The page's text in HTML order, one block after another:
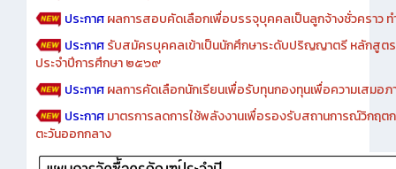
ประกาศรายชื่อผู้เข้ารับการอบรมเชิงปฏิบัติการออกแบบและสร้า
ประกาศผลการสอบคัดเลือกเพื่อบรรจุบุคคลเป็นลูกจ้างชั่วคราว ท
ประกาศรับสมัครบุคคลเข้าเป็นนักศึกษาระดับปริญญาตรี หลักสูต
ประจำปีการศึกษา ๒๕๖๙
ประกาศผลการคัดเลือกนักเรียนเพื่อรับทุนกองทุนเพื่อความเสมอ
ประกาศมาตรการลดการใช้พลังงานเพื่อรองรับสถานการณ์วิกฤ
ตะวันออกกลาง